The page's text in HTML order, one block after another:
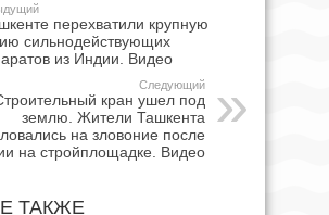
перехватили крупную
сильнодействующих
из Индии. Видео
Следующий
кран ушел под
землю. Жители Ташкента
на зловоние после
на стройплощадке. Видео
ТАКЖЕ